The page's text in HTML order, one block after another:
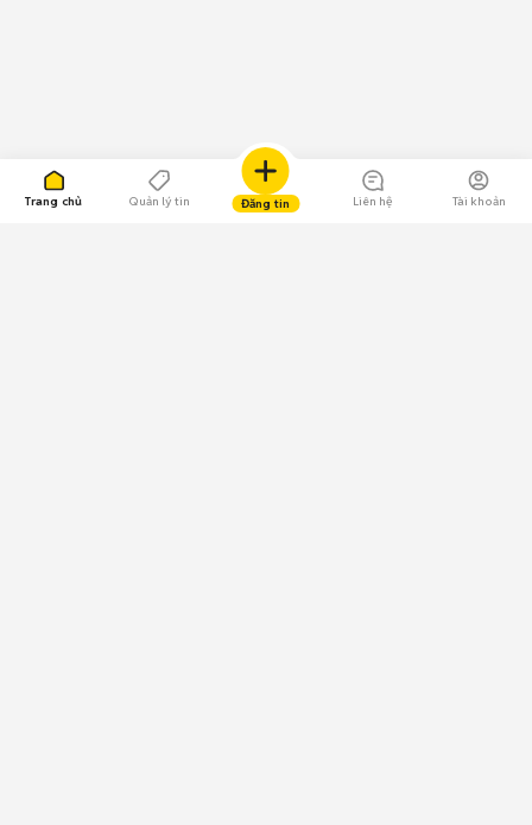
Trang chủ Quản lý tin Đăng tin Liên hệ Tài khoản